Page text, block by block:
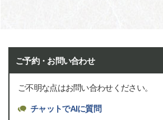
ご予約・お問い合わせ
ご不明な点はお問い合わせください。
チャットでAIに質問